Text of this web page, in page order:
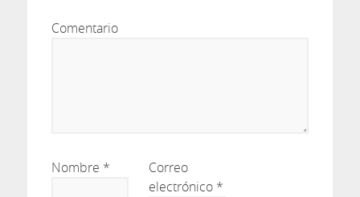
Comentario
Nombre *
Correo
electrónico *